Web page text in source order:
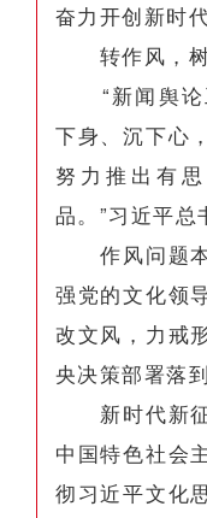
奋力开创新时
转作风，
“新闻舆论
下身、沉下心
努力推出有
品。”习近平总
作风问题本
强党的文化领
改文风，力戒
央决策部署落
新时代新征
中国特色社会
彻习近平文化